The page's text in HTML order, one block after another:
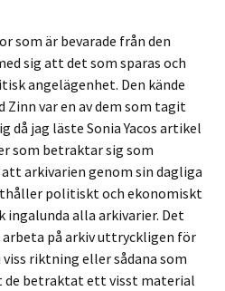
som är bevarade från den
sig att det som sparas och
angelägenhet. Den kände
var en av dem som tagit
då jag läste Sonia Yacos artikel
som betraktar sig som
arkivarien genom sin dagliga
politiskt och ekonomiskt
ingalunda alla arkivarier. Det
på arkiv uttryckligen för
riktning eller sådana som
de betraktat ett visst material